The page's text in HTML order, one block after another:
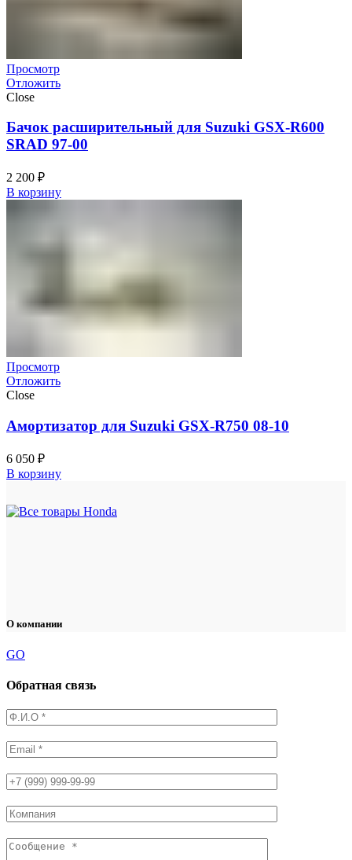
Просмотр
Отложить
Close
Бачок расширительный для Suzuki GSX-R600
SRAD 97-00
2 200 ₽
В корзину
Просмотр
Отложить
Close
Амортизатор для Suzuki GSX-R750 08-10
6 050 ₽
В корзину
О компании
GO
Обратная связь